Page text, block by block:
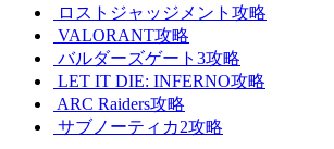
ロストジャッジメント攻略
VALORANT攻略
バルダーズゲート3攻略
LET IT DIE: INFERNO攻略
ARC Raiders攻略
サブノーティカ2攻略